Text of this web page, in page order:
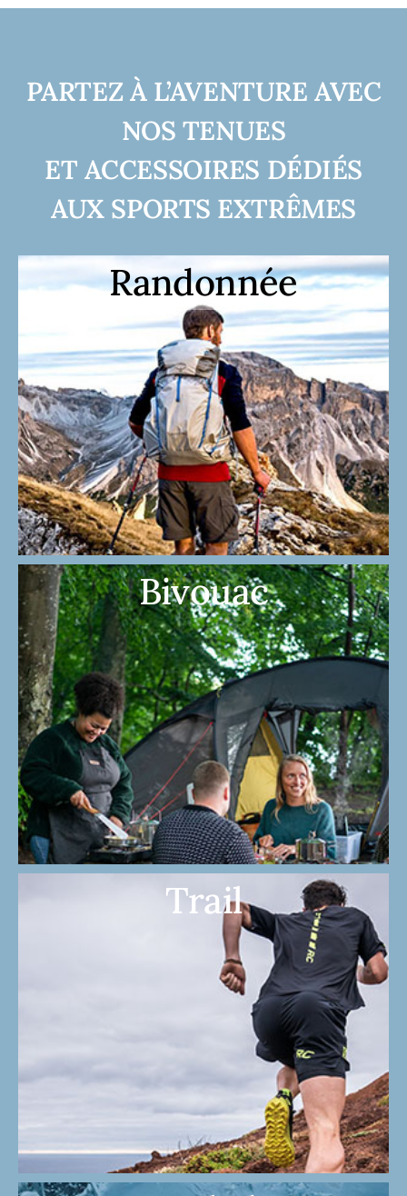
PARTEZ À L’AVENTURE AVEC
NOS TENUES
ET ACCESSOIRES DÉDIÉS
AUX SPORTS EXTRÊMES
Randonnée
Bivouac
Trail